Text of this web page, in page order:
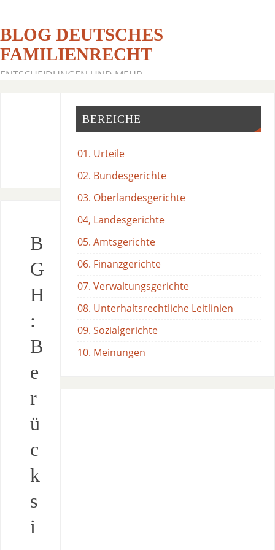
BLOG DEUTSCHES
FAMILIENRECHT
ENTSCHEIDUNGEN UND MEHR
B
G
H
:
B
e
r
ü
c
k
s
i
BEREICHE
01. Urteile
02. Bundesgerichte
03. Oberlandesgerichte
04, Landesgerichte
05. Amtsgerichte
06. Finanzgerichte
07. Verwaltungsgerichte
08. Unterhaltsrechtliche Leitlinien
09. Sozialgerichte
10. Meinungen